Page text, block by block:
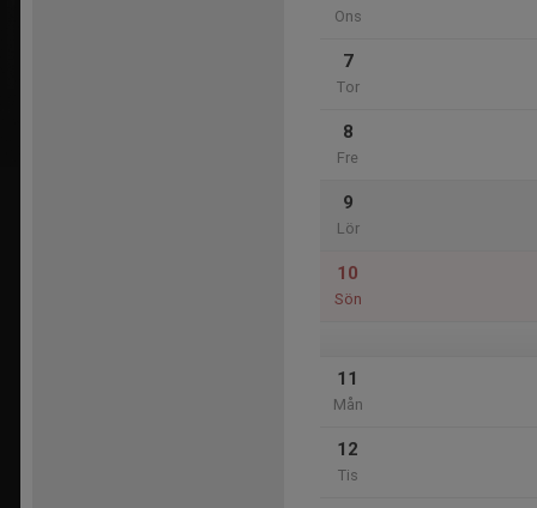
Ons
7
Tor
8
Fre
9
Lör
10
Sön
11
Mån
12
Tis